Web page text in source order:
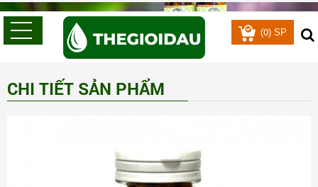
(0) SP
CHI TIẾT SẢN PHẨM